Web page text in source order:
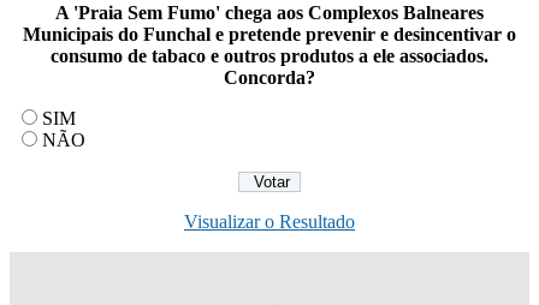
A 'Praia Sem Fumo' chega aos Complexos Balneares
Municipais do Funchal e pretende prevenir e desincentivar o
consumo de tabaco e outros produtos a ele associados.
Concorda?
SIM
NÃO
Visualizar o Resultado